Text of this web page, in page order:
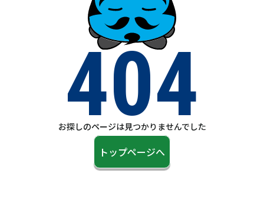
404
お探しのページは見つかりませんでした
トップページへ